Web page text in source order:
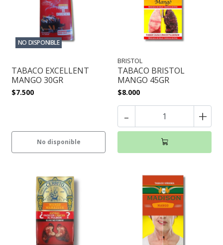
NO DISPONIBLE
TABACO EXCELLENT
MANGO 30GR
$7.500
No disponible
BRISTOL
TABACO BRISTOL
MANGO 45GR
$8.000
- +